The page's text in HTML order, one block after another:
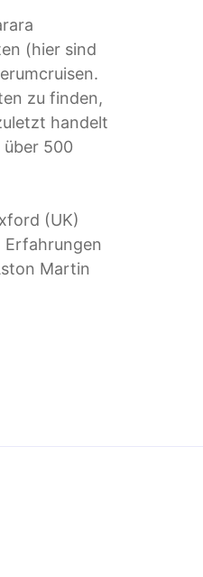
(hier sind
zu finden,
handelt
500
(UK)
Martin